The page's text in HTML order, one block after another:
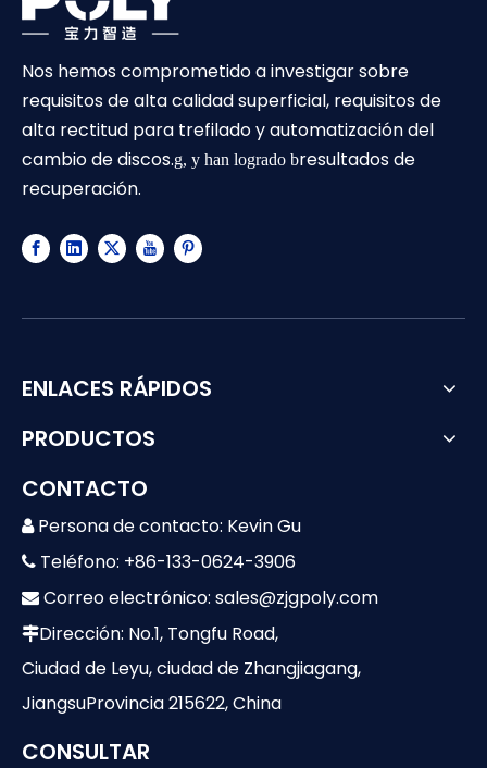
Nos hemos comprometido a investigar sobre
requisitos de alta calidad superficial, requisitos de
alta rectitud para trefilado y automatización del
cambio de discos.g, y han logrado bresultados de
recuperación.
ENLACES RÁPIDOS
PRODUCTOS
CONTACTO
 Persona de contacto: Kevin Gu
 Teléfono: +86-133-0624-3906
 Correo electrónico: sales@zjgpoly.com
Dirección: No.1, Tongfu Road,
Ciudad de Leyu, ciudad de Zhangjiagang,
JiangsuProvincia 215622, China
CONSULTAR